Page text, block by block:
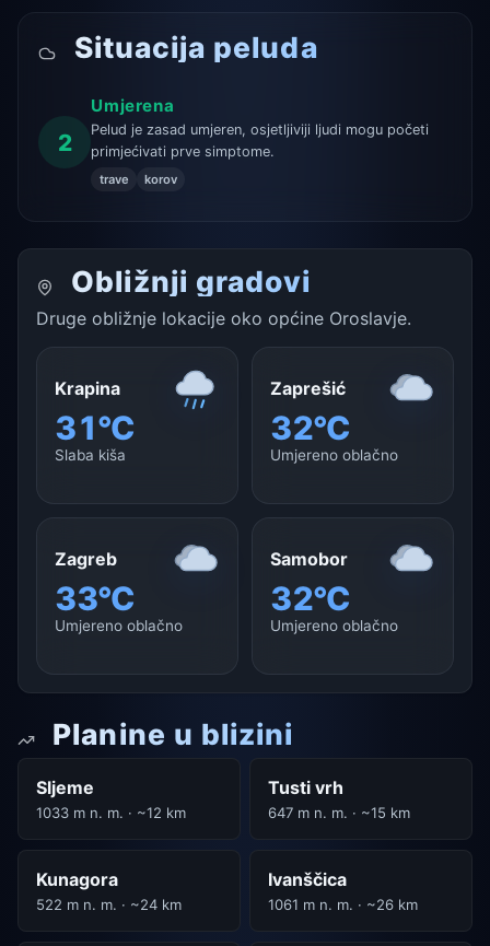
Situacija peluda
2
Umjerena
Pelud je zasad umjeren, osjetljiviji ljudi mogu početi
primjećivati prve simptome.
trave korov
Obližnji gradovi
Druge obližnje lokacije oko općine Oroslavje.
Krapina
31°C
Slaba kiša
Zaprešić
32°C
Umjereno oblačno
Zagreb
33°C
Umjereno oblačno
Samobor
32°C
Umjereno oblačno
Planine u blizini
Sljeme
1033 m n. m. · ~12 km
Tusti vrh
647 m n. m. · ~15 km
Kunagora
522 m n. m. · ~24 km
Ivanščica
1061 m n. m. · ~26 km